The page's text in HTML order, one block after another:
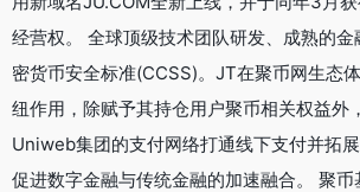
经营权。 全球顶级技术团队研发、成熟的
密货币安全标准(CCSS)。JT在聚币网生态
纽作用，除赋予其持仓用户聚币相关权益外
Uniweb集团的支付网络打通线下支付并拓
促进数字金融与传统金融的加速融合。 聚